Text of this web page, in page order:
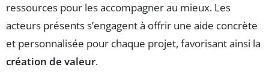
ressources pour les accompagner au mieux. Les
acteurs présents s’engagent à offrir une aide concrète
et personnalisée pour chaque projet, favorisant ainsi la
création de valeur.